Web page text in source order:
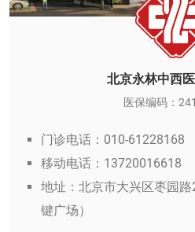
北京永林中西
医保编码：
门诊电话：010-61228168
移动电话：13720016618
地址：北京市大兴区枣园
键广场）